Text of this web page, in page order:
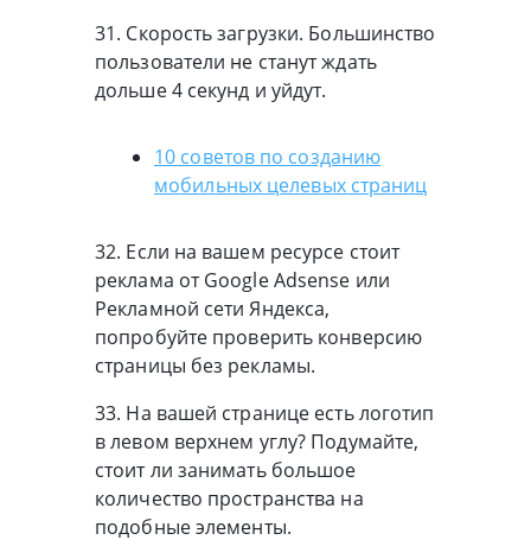
31. Скорость загрузки. Большинство
пользователи не станут ждать
дольше 4 секунд и уйдут.
10 советов по созданию
мобильных целевых страниц
32. Если на вашем ресурсе стоит
реклама от Google Adsense или
Рекламной сети Яндекса,
попробуйте проверить конверсию
страницы без рекламы.
33. На вашей странице есть логотип
в левом верхнем углу? Подумайте,
стоит ли занимать большое
количество пространства на
подобные элементы.